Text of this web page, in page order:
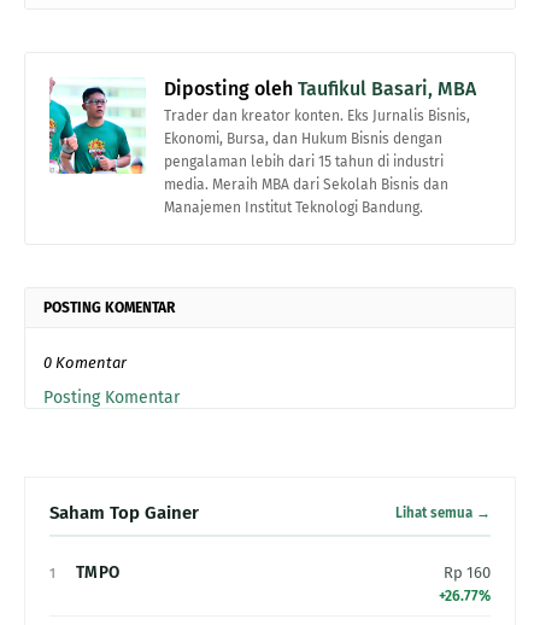
Diposting oleh Taufikul Basari, MBA
Trader dan kreator konten. Eks Jurnalis Bisnis,
Ekonomi, Bursa, dan Hukum Bisnis dengan
pengalaman lebih dari 15 tahun di industri
media. Meraih MBA dari Sekolah Bisnis dan
Manajemen Institut Teknologi Bandung.
POSTING KOMENTAR
0 Komentar
Posting Komentar
Saham Top Gainer Lihat semua →
1 TMPO Rp 160
+26.77%